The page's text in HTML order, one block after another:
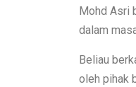
Mohd Asri
dalam
Beliau
oleh pihak